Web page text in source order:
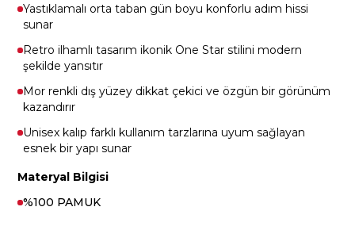
Yastıklamalı orta taban gün boyu konforlu adım hissi
sunar
Retro ilhamlı tasarım ikonik One Star stilini modern
şekilde yansıtır
Mor renkli dış yüzey dikkat çekici ve özgün bir görünüm
kazandırır
Unisex kalıp farklı kullanım tarzlarına uyum sağlayan
esnek bir yapı sunar
Materyal Bilgisi
%100 PAMUK